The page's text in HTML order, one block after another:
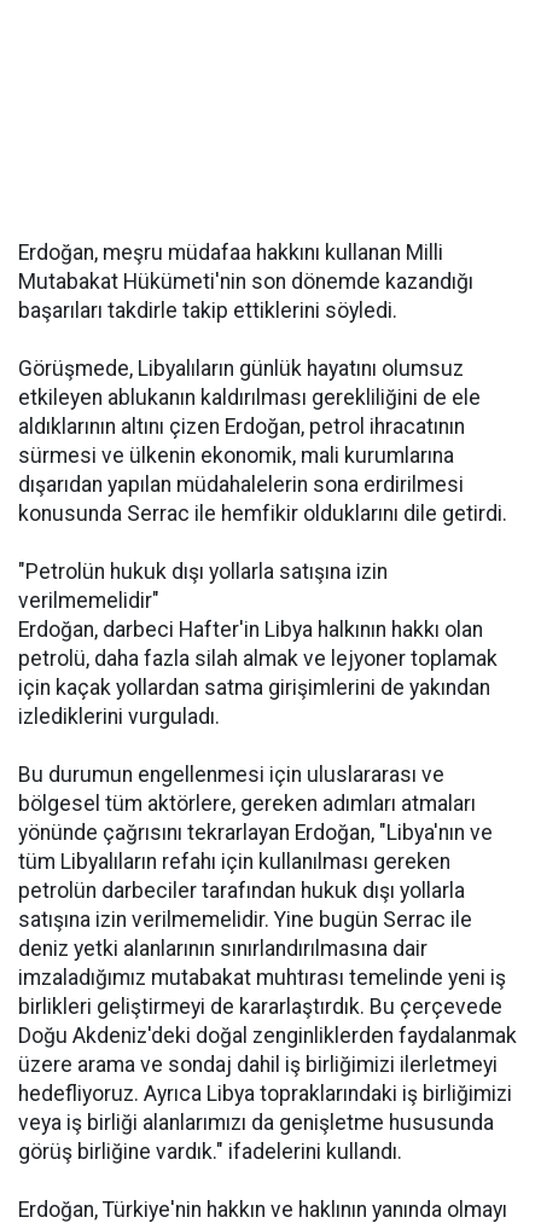
Erdoğan, meşru müdafaa hakkını kullanan Milli
Mutabakat Hükümeti'nin son dönemde kazandığı
başarıları takdirle takip ettiklerini söyledi.
Görüşmede, Libyalıların günlük hayatını olumsuz
etkileyen ablukanın kaldırılması gerekliliğini de ele
aldıklarının altını çizen Erdoğan, petrol ihracatının
sürmesi ve ülkenin ekonomik, mali kurumlarına
dışarıdan yapılan müdahalelerin sona erdirilmesi
konusunda Serrac ile hemfikir olduklarını dile getirdi.
"Petrolün hukuk dışı yollarla satışına izin
verilmemelidir"
Erdoğan, darbeci Hafter'in Libya halkının hakkı olan
petrolü, daha fazla silah almak ve lejyoner toplamak
için kaçak yollardan satma girişimlerini de yakından
izlediklerini vurguladı.
Bu durumun engellenmesi için uluslararası ve
bölgesel tüm aktörlere, gereken adımları atmaları
yönünde çağrısını tekrarlayan Erdoğan, "Libya'nın ve
tüm Libyalıların refahı için kullanılması gereken
petrolün darbeciler tarafından hukuk dışı yollarla
satışına izin verilmemelidir. Yine bugün Serrac ile
deniz yetki alanlarının sınırlandırılmasına dair
imzaladığımız mutabakat muhtırası temelinde yeni iş
birlikleri geliştirmeyi de kararlaştırdık. Bu çerçevede
Doğu Akdeniz'deki doğal zenginliklerden faydalanmak
üzere arama ve sondaj dahil iş birliğimizi ilerletmeyi
hedefliyoruz. Ayrıca Libya topraklarındaki iş birliğimizi
veya iş birliği alanlarımızı da genişletme hususunda
görüş birliğine vardık." ifadelerini kullandı.
Erdoğan, Türkiye'nin hakkın ve haklının yanında olmayı